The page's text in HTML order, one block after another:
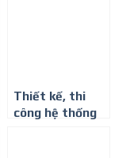
Thiết kế, thi
công hệ thống